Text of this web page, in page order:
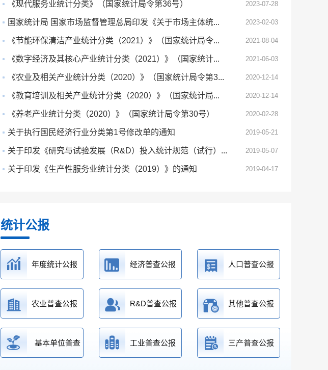
《现代服务业统计分类》（国家统计局令第36号） 2023-07-28
国家统计局 国家市场监督管理总局印发《关于市场主体统... 2023-02-03
《节能环保清洁产业统计分类（2021）》（国家统计局令... 2021-08-04
《数字经济及其核心产业统计分类（2021）》（国家统计... 2021-06-03
《农业及相关产业统计分类（2020）》（国家统计局令第3... 2020-12-14
《教育培训及相关产业统计分类（2020）》（国家统计局... 2020-12-14
《养老产业统计分类（2020）》（国家统计局令第30号） 2020-02-28
关于执行国民经济行业分类第1号修改单的通知 2019-05-21
关于印发《研究与试验发展（R&D）投入统计规范（试行）... 2019-05-07
关于印发《生产性服务业统计分类（2019）》的通知 2019-04-17
统计公报
年度统计公报 经济普查公报 人口普查公报
农业普查公报 R&D普查公报 其他普查公报
基本单位普查 工业普查公报 三产普查公报